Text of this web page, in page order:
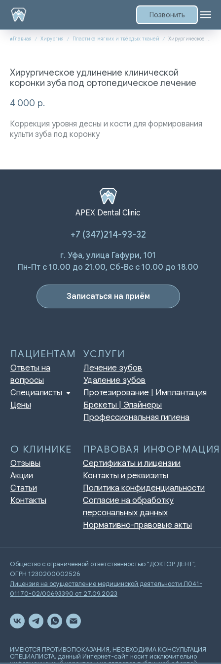
Позвонить
Главная Хирургия Пластика мягких и твёрдых тканей Хирургическое удлинение клинической коронки зуба под ортопедическое лечение
Хирургическое удлинение клинической
коронки зуба под ортопедическое лечение
4 000 р.
Коррекция уровня десны и кости для формирования
культи зуба под коронку
APEX Dental Clinic
+7 (347)214-93-32
г. Уфа, улица Гафури, 101
Пн-Пт с 10.00 до 21.00, Сб-Вс с 10.00 до 18.00
Записаться на приём
Ответы на
вопросы
УСЛУГИ
Лечение зубов
Удаление зубов
Профессиональная гигиена
Контакты
Согласие на обработку
персональных данных
Нормативно-правовые акты
Общество с ограниченной ответственностью "ДОКТОР ДЕНТ",
ОГРН 1230200002526
Лицензия на осуществление медицинской деятельности Л041-
01170-02/00693390 от 27.09.2023
ИМЕЮТСЯ ПРОТИВОПОКАЗАНИЯ, НЕОБХОДИМА КОНСУЛЬТАЦИЯ
СПЕЦИАЛИСТА. данный Интернет-сайт носит исключительно